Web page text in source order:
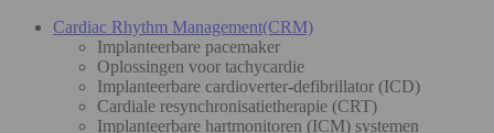
Cardiac Rhythm Management(CRM)
Implanteerbare pacemaker
Oplossingen voor tachycardie
Implanteerbare cardioverter-defibrillator (ICD)
Cardiale resynchronisatietherapie (CRT)
Implanteerbare hartmonitoren (ICM) systemen